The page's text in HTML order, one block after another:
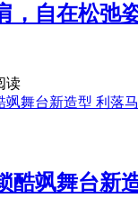
，自在松弛
读
酷飒舞台新